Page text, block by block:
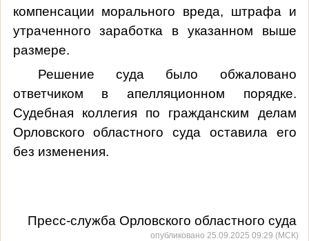
компенсации морального вреда, штрафа и
утраченного заработка в указанном выше
размере.
Решение суда было обжаловано
ответчиком в апелляционном порядке.
Судебная коллегия по гражданским делам
Орловского областного суда оставила его
без изменения.
Пресс-служба Орловского областного суда
опубликовано 25.09.2025 09:29 (МСК)